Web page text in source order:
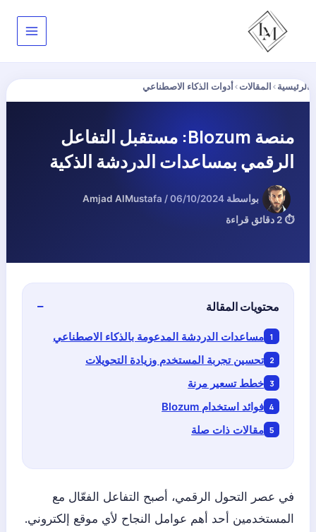
المحتوى
الرئيسية›المقالات›أدوات الذكاء الاصطناعي
منصة Blozum: مستقبل التفاعل
الرقمي بمساعدات الدردشة الذكية
بواسطة Amjad AlMustafa /06/10/2024
⏱ 2 دقائق قراءة
محتويات المقالة
مساعدات الدردشة المدعومة بالذكاء الاصطناعي
تحسين تجربة المستخدم وزيادة التحويلات
خطط تسعير مرنة
فوائد استخدام Blozum
مقالات ذات صلة
في عصر التحول الرقمي، أصبح التفاعل الفعّال مع
المستخدمين أحد أهم عوامل النجاح لأي موقع إلكتروني.